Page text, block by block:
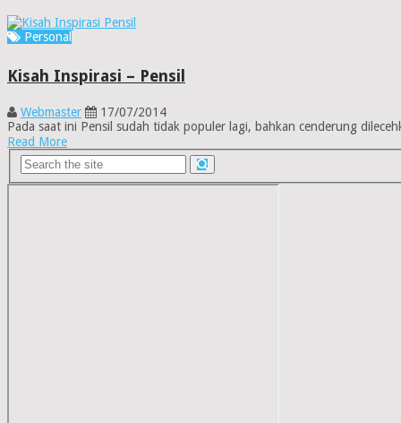
Personal
Kisah Inspirasi – Pensil
Webmaster
17/07/2014
Pada saat ini Pensil sudah tidak populer lagi, bahkan cenderung
Read More